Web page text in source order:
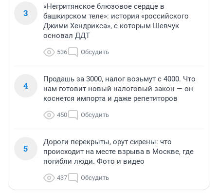
3
«Негритянское блюзовое сердце в
башкирском теле»: история «российского
Джими Хендрикса», с которым Шевчук
основал ДДТ
536 Обсудить
4
Продашь за 3000, налог возьмут с 4000. Что
нам готовит новый налоговый закон — он
коснется импорта и даже репетиторов
450 Обсудить
5
Дороги перекрыты, орут сирены: что
происходит на месте взрыва в Москве, где
погибли люди. Фото и видео
437 Обсудить